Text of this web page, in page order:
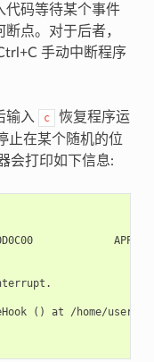
代码等待某个事件
点。对于后者，
手动中断程序
输入 c
恢复程序运
止在某个随机的位
会打印如下信息:
() at /home/user-